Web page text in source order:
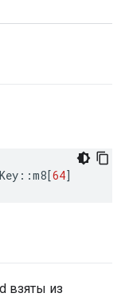
::m8[64]
взяты из